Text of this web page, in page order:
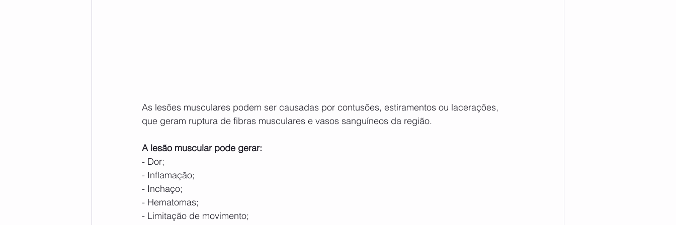
As lesões musculares podem ser causadas por contusões, estiramentos ou lacerações,
que geram ruptura de fibras musculares e vasos sanguíneos da região.
A lesão muscular pode gerar:
- Dor;
- Inflamação;
- Inchaço;
- Hematomas;
- Limitação de movimento;